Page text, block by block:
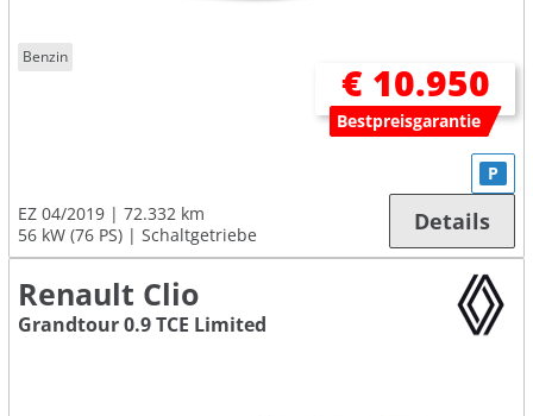
Benzin
€ 10.950
Bestpreisgarantie
EZ 04/2019
72.332 km
56 kW (76 PS)
Schaltgetriebe
P
Details
Renault Clio
Grandtour 0.9 TCE Limited